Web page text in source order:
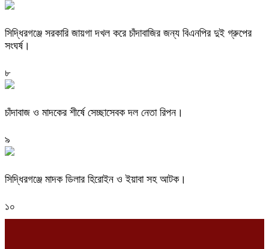
সিদ্ধিরগঞ্জে সরকারি জায়গা দখল করে চাঁদাবাজির জন্য বিএনপির দুই গ্রুপের
সংঘর্ষ।
৮
চাঁদাবাজ ও মাদকের শীর্ষে সেচ্ছাসেবক দল নেতা রিপন।
৯
সিদ্ধিরগঞ্জে মাদক ডিলার হিরোইন ও ইয়াবা সহ আটক।
১০